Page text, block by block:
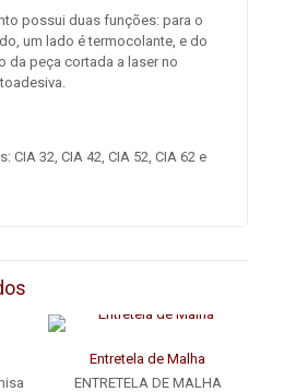
possui duas funções: para o
um lado é termocolante, e do
da peça cortada a laser no
CIA 32, CIA 42, CIA 52, CIA 62 e
Entretela de Malha
ENTRETELA DE MALHA